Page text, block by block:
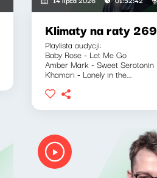
Klimaty na raty 269
Playlista audycji:
Baby Rose - Let Me Go
Amber Mark - Sweet Serotonin
Khamari - Lonely in the...